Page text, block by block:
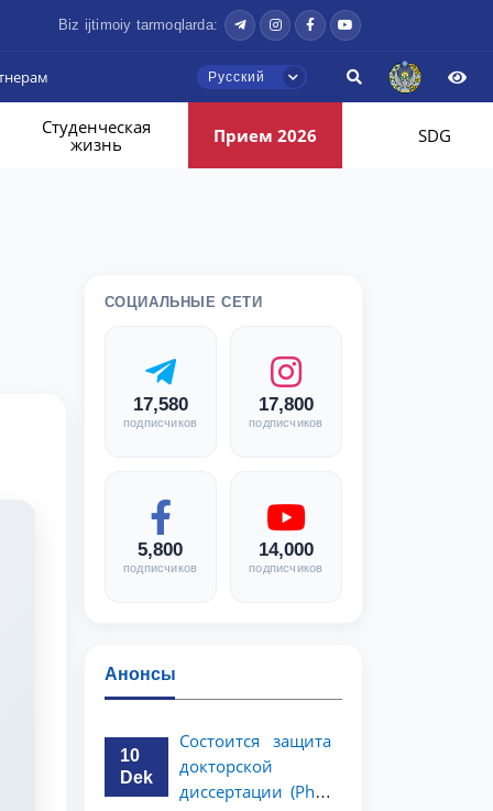
Biz ijtimoiy tarmoqlarda:
Русский
Студенческая
жизнь
Прием 2026 SDG
СОЦИАЛЬНЫЕ СЕТИ
17,580
подписчиков
17,800
подписчиков
5,800
подписчиков
14,000
подписчиков
Анонсы
10
Dek
Состоится защита
докторской
диссертации (PhD)